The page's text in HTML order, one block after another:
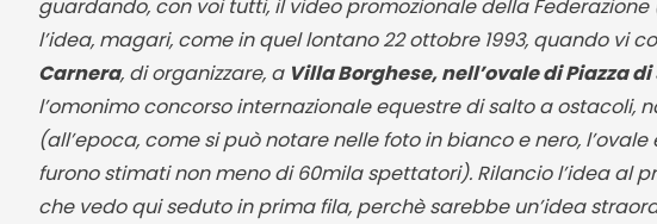
guardando, con voi tutti, il video promozionale della Federazione
l’idea, magari, come in quel lontano 22 ottobre 1993, quando vi
Carnera, di organizzare, a Villa Borghese, nell’ovale di Piazza di
l’omonimo concorso internazionale equestre di salto a ostacoli,
(all’epoca, come si può notare nelle foto in bianco e nero,
furono stimati non meno di 60mila spettatori). Rilancio l’idea al
che vedo qui seduto in prima fila, perchè sarebbe un’idea